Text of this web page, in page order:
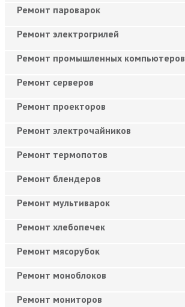
Ремонт пароварок
Ремонт электрогрилей
Ремонт промышленных компьютеров
Ремонт серверов
Ремонт проекторов
Ремонт электрочайников
Ремонт термопотов
Ремонт блендеров
Ремонт мультиварок
Ремонт хлебопечек
Ремонт мясорубок
Ремонт моноблоков
Ремонт мониторов